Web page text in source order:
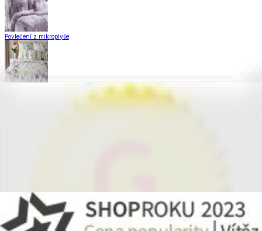
Povlečení z mikroplyše
Krepové povlečení